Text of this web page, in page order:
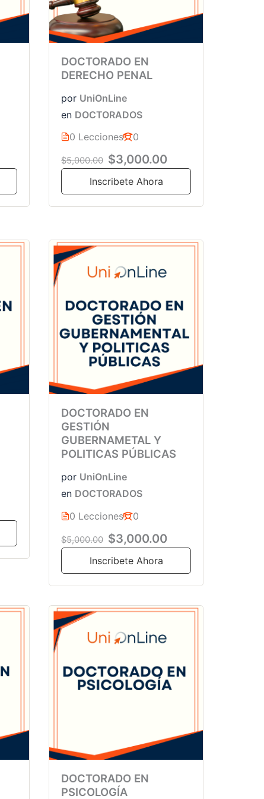
DOCTORADO EN
DERECHO PENAL
por UniOnLine
en DOCTORADOS
0 Lecciones
0
$5,000.00 $3,000.00
Inscribete Ahora
DOCTORADO EN
GESTIÓN
GUBERNAMETAL Y
POLITICAS PÚBLICAS
por UniOnLine
en DOCTORADOS
0 Lecciones
0
$5,000.00 $3,000.00
Inscribete Ahora
DOCTORADO EN
PSICOLOGÍA